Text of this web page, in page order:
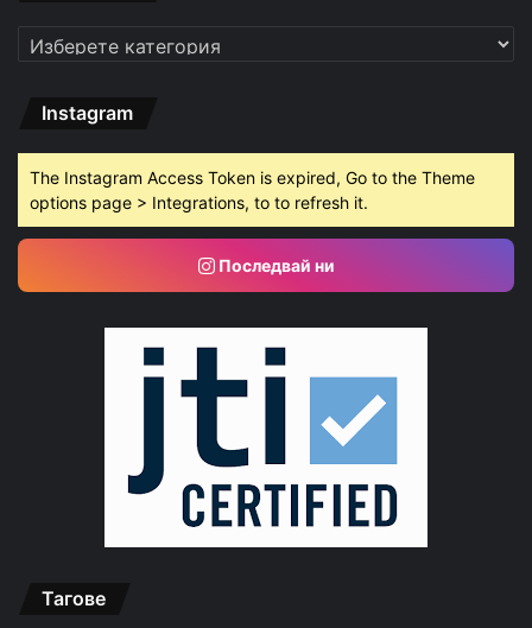
Категории
Instagram
The Instagram Access Token is expired, Go to the Theme
options page > Integrations, to to refresh it.
Последвай ни
Тагове